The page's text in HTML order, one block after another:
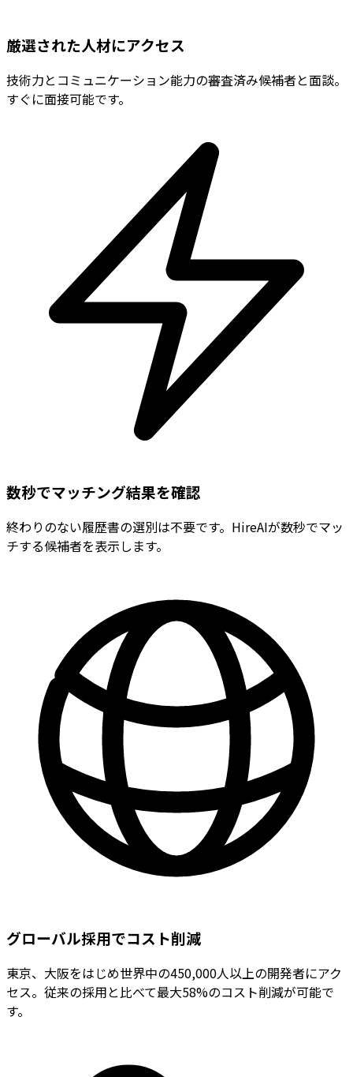
厳選された人材にアクセス
技術力とコミュニケーション能力の審査済み候補者と面談。
すぐに面接可能です。
数秒でマッチング結果を確認
終わりのない履歴書の選別は不要です。HireAIが数秒でマッ
チする候補者を表示します。
グローバル採用でコスト削減
東京、大阪をはじめ世界中の450,000人以上の開発者にアク
セス。従来の採用と比べて最大58%のコスト削減が可能で
す。